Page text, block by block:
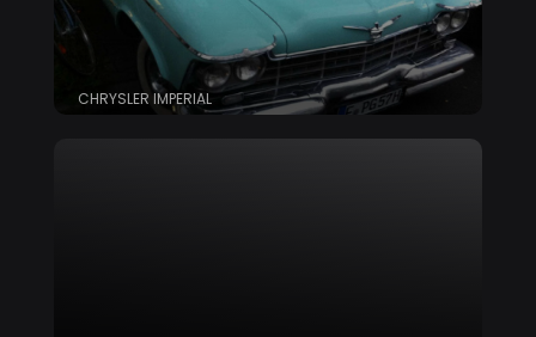
CHRYSLER IMPERIAL